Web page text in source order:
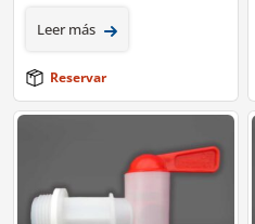
Leer más
Reservar